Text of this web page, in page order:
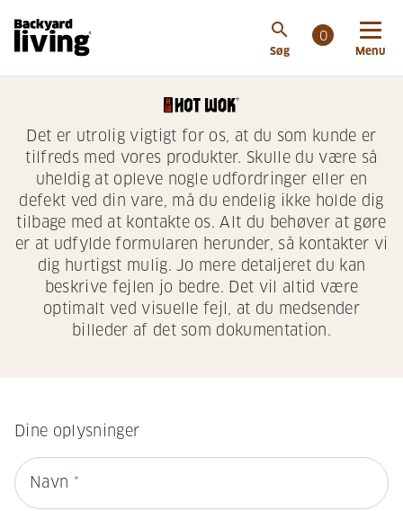
search
Søg
0
Menu
Det er utrolig vigtigt for os, at du som kunde er
tilfreds med vores produkter. Skulle du være så
uheldig at opleve nogle udfordringer eller en
defekt ved din vare, må du endelig ikke holde dig
tilbage med at kontakte os. Alt du behøver at gøre
er at udfylde formularen herunder, så kontakter vi
dig hurtigst mulig. Jo mere detaljeret du kan
beskrive fejlen jo bedre. Det vil altid være
optimalt ved visuelle fejl, at du medsender
billeder af det som dokumentation.
Dine oplysninger
Navn *